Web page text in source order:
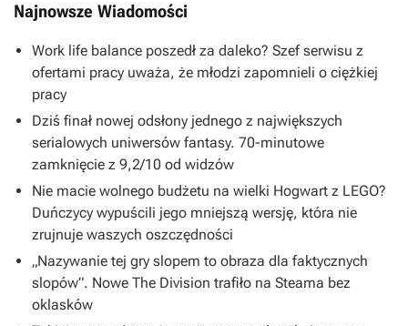
Najnowsze Wiadomości
Work life balance poszedł za daleko? Szef serwisu z
ofertami pracy uważa, że młodzi zapomnieli o ciężkiej
pracy
Dziś finał nowej odsłony jednego z największych
serialowych uniwersów fantasy. 70-minutowe
zamknięcie z 9,2/10 od widzów
Nie macie wolnego budżetu na wielki Hogwart z LEGO?
Duńczycy wypuścili jego mniejszą wersję, która nie
zrujnuje waszych oszczędności
„Nazywanie tej gry slopem to obraza dla faktycznych
slopów”. Nowe The Division trafiło na Steama bez
oklasków